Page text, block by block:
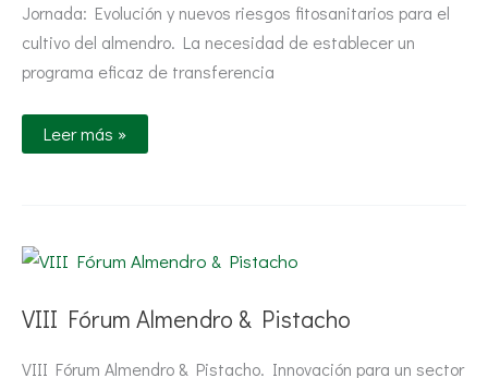
Jornada: Evolución y nuevos riesgos fitosanitarios para el
cultivo del almendro. La necesidad de establecer un
programa eficaz de transferencia
Leer más »
VIII Fórum Almendro & Pistacho
VIII Fórum Almendro & Pistacho. Innovación para un sector
VIII
Fórum
Pistacho